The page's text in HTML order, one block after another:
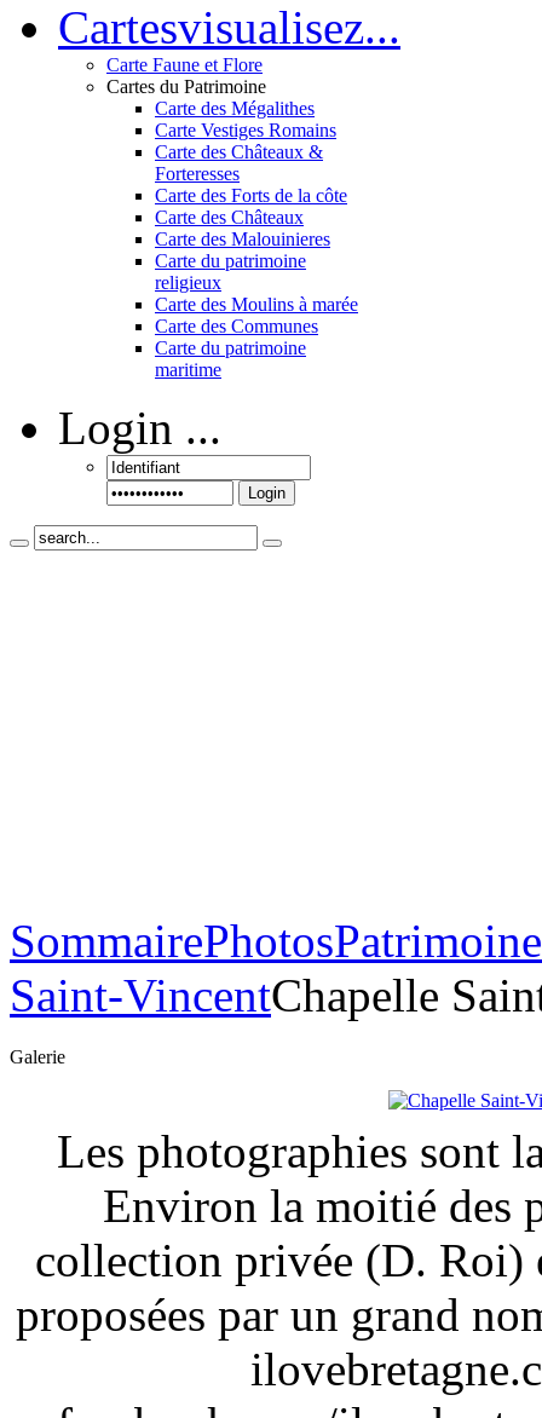
Cartesvisualisez...
Carte Faune et Flore
Cartes du Patrimoine
Carte des Mégalithes
Carte Vestiges Romains
Carte des Châteaux &
Forteresses
Carte des Forts de la côte
Carte des Châteaux
Carte des Malouinieres
Carte du patrimoine
religieux
Carte des Moulins à marée
Carte des Communes
Carte du patrimoine
maritime
Login ...
Login
SommairePhotos
Saint-VincentChapelle
Galerie
Les photographies sont
Environ la moitié des
collection privée (D. Roi)
proposées par un grand